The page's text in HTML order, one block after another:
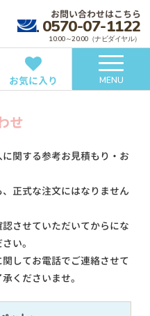
お問い合わせはこちら
0570-07-1122
10:00～20:00（ナビダイヤル）
お気に入り MENU
せ
関する参考お見積もり・お
正式な注文にはなりません
させていただいてからにな
い。
してお電話でご連絡させて
くださいませ。